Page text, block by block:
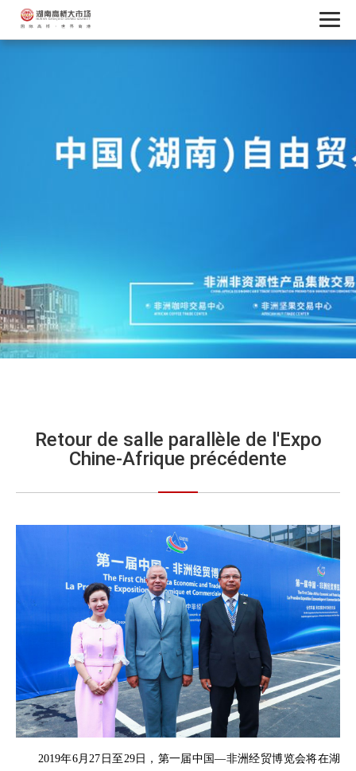
Retour de salle parallèle de l'Expo
Chine-Afrique précédente
2019年6月27日至29日，第一届中国—非洲经贸博览会将在湖